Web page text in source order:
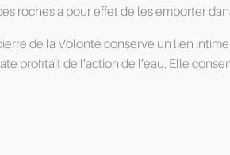
roches a pour effet de les emporter
de la Volonté conserve un lien
profitait de l’action de l’eau. Elle